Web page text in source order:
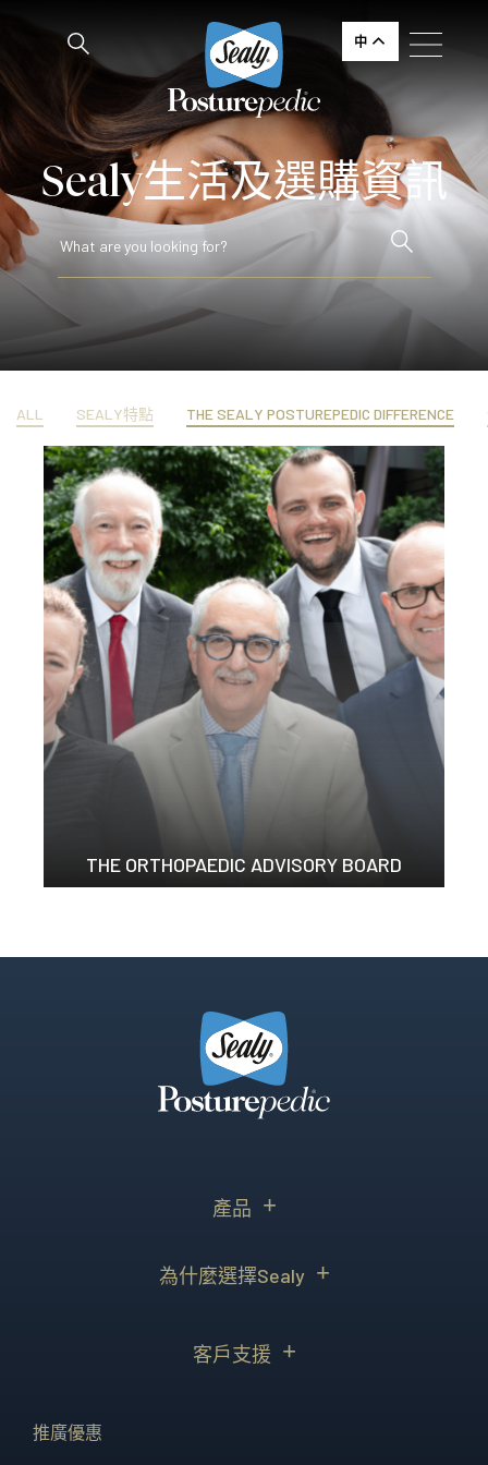
中
Sealy生活及選購資訊
ALL SEALY特點 THE SEALY POSTUREPEDIC DIFFERENCE
THE ORTHOPAEDIC ADVISORY BOARD
產品
為什麼選擇Sealy
客戶支援
推廣優惠